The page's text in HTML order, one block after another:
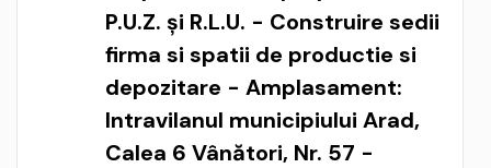
P.U.Z. și R.L.U. - Construire sedii
firma si spatii de productie si
depozitare - Amplasament:
Intravilanul municipiului Arad,
Calea 6 Vânători, Nr. 57 -